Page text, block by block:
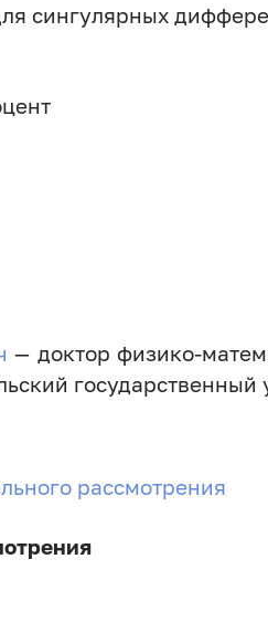
сингулярных
— доктор физико-
рассмотрения